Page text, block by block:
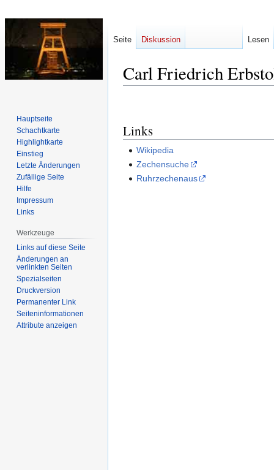
Carl Friedrich
springen
springen
Links
Wikipedia
Zechensuche
Ruhrzechenaus
Seite Diskussion Lesen
Hauptseite
Schachtkarte
Highlightkarte
Einstieg
Letzte Änderungen
Zufällige Seite
Hilfe
Impressum
Links
Werkzeuge
Links auf diese Seite
Änderungen an
verlinkten Seiten
Spezialseiten
Druckversion
Permanenter Link
Seiten­­informationen
Attribute anzeigen